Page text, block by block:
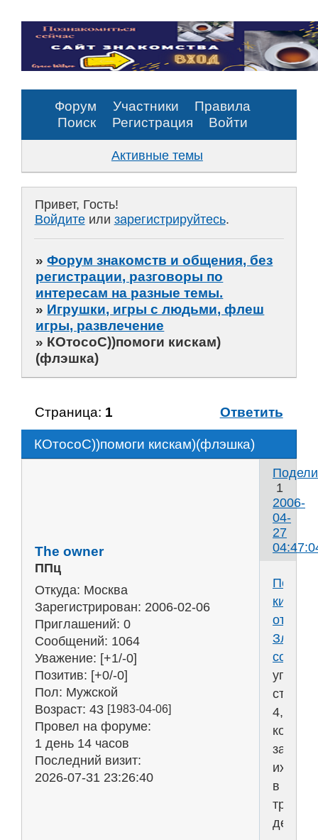
Форум Участники
Правила
Поиск
Регистрация Войти
Активные темы
Привет, Гость!
Войдитеили зарегистрируйтесь.
»Форум знакомств и общения, без
регистрации, разговоры по
интересам на разные темы.
» Игрушки, игры с людьми, флеш
игры, развлечение
» КОтосоС))помоги кискам)
(флэшка)
КОтосоС))помоги кискам)(флэшка)
Страница: 1 Ответить
1
2006-
04-
27
The owner
ППц
Откуда: Москва
Зарегистрирован: 2006-02-06
Приглашений: 0
Сообщений: 1064
Уважение: [+1/-0]
Позитив: [+0/-0]
Пол: Мужской
Возраст: 43 [1983-04-06]
Провел на форуме:
1 день 14 часов
Последний визит:
2026-07-31 23:26:40
кискам
от
Злых
кошек+
их
в
трубу!
дерзай